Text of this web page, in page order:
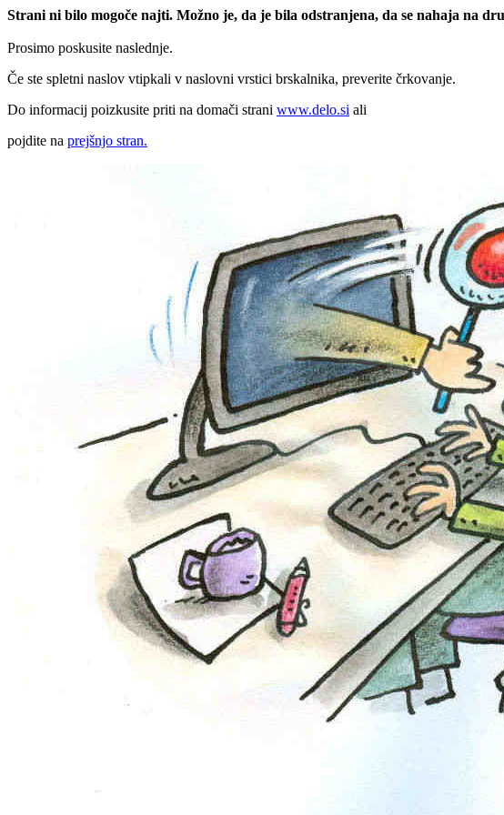
Strani ni bilo mogoče najti. Možno je, da je bila odstranjena, da se nahaja na
Prosimo poskusite naslednje.
Če ste spletni naslov vtipkali v naslovni vrstici brskalnika, preverite črkovanje.
Do informacij poizkusite priti na domači strani www.delo.si ali
pojdite na prejšnjo stran.